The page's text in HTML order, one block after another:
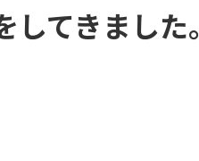
てきました。